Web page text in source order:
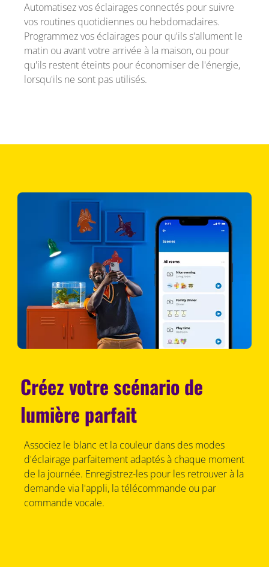
Automatisez vos éclairages connectés pour suivre
vos routines quotidiennes ou hebdomadaires.
Programmez vos éclairages pour qu'ils s'allument le
matin ou avant votre arrivée à la maison, ou pour
qu'ils restent éteints pour économiser de l'énergie,
lorsqu'ils ne sont pas utilisés.
Créez votre scénario de
lumière parfait
Associez le blanc et la couleur dans des modes
d'éclairage parfaitement adaptés à chaque moment
de la journée. Enregistrez-les pour les retrouver à la
demande via l'appli, la télécommande ou par
commande vocale.